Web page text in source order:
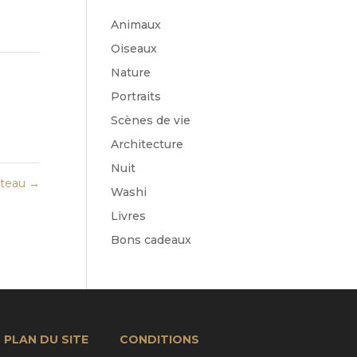
→
Animaux
Oiseaux
Nature
Portraits
Scènes de vie
Architecture
Nuit
Washi
Livres
Bons cadeaux
PLAN DU SITE CONDITIONS